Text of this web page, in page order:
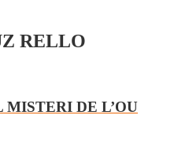
RELLO
DE L’OU